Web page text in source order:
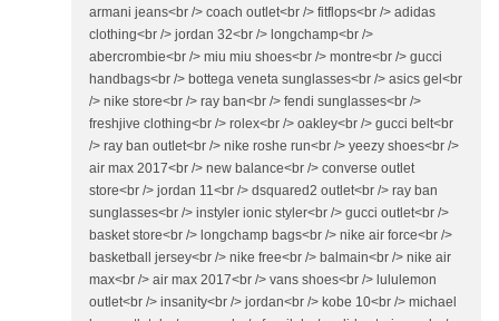
armani jeans<br /> coach outlet<br /> fitflops<br /> adidas
clothing<br /> jordan 32<br /> longchamp<br />
abercrombie<br /> miu miu shoes<br /> montre<br /> gucci
handbags<br /> bottega veneta sunglasses<br /> asics gel<br
/> nike store<br /> ray ban<br /> fendi sunglasses<br />
freshjive clothing<br /> rolex<br /> oakley<br /> gucci belt<br
/> ray ban outlet<br /> nike roshe run<br /> yeezy shoes<br />
air max 2017<br /> new balance<br /> converse outlet
store<br /> jordan 11<br /> dsquared2 outlet<br /> ray ban
sunglasses<br /> instyler ionic styler<br /> gucci outlet<br />
basket store<br /> longchamp bags<br /> nike air force<br />
basketball jersey<br /> nike free<br /> balmain<br /> nike air
max<br /> air max 2017<br /> vans shoes<br /> lululemon
outlet<br /> insanity<br /> jordan<br /> kobe 10<br /> michael